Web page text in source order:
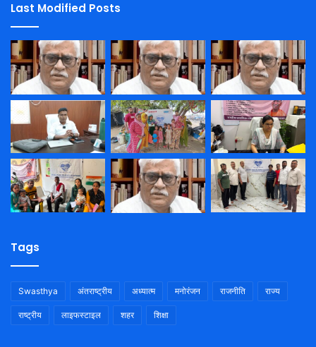
Last Modified Posts
Tags
Swasthya अंतराष्ट्रीय अध्यात्म मनोरंजन राजनीति राज्य
राष्ट्रीय लाइफस्टाइल शहर शिक्षा